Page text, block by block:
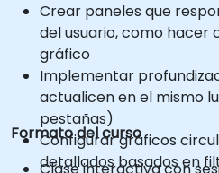
Crear paneles que
del usuario, como hacer
gráfico
Implementar
actualicen en el mismo
pestañas)
Configurar gráficos
detallados basados en
Formato del curso